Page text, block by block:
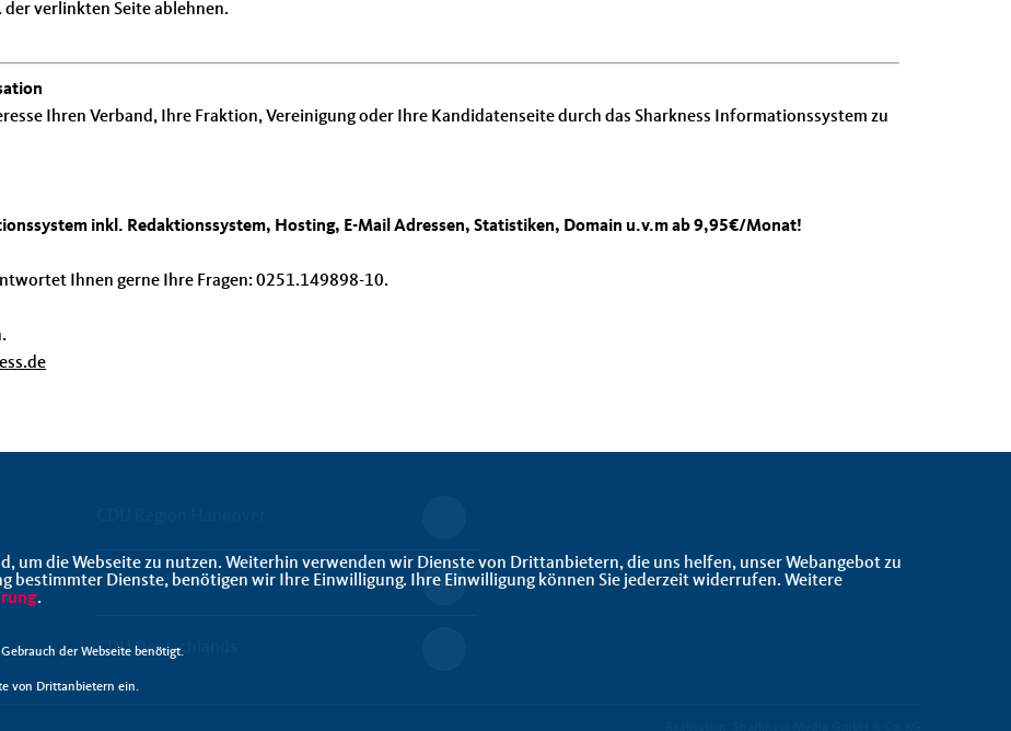
verlinkten Seite ablehnen.
Ihren Verband, Ihre Fraktion, Vereinigung oder Ihre Kandidatenseite durch das Sharkness Informationssystem zu
inkl. Redaktionssystem, Hosting, E-Mail Adressen, Statistiken, Domain u.v.m ab 9,95€/Monat!
Ihnen gerne Ihre Fragen: 0251.149898-10.
CDU Niedersachsen
CDU Deutschlands
um die Webseite zu nutzen. Weiterhin verwenden wir Dienste von Drittanbietern, die uns helfen, unser Webangebot zu
bestimmter Dienste, benötigen wir Ihre Einwilligung. Ihre Einwilligung können Sie jederzeit widerrufen. Weitere
.
der Webseite benötigt.
von Drittanbietern ein.